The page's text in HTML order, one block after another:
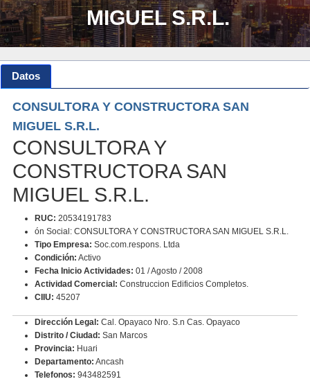
MIGUEL S.R.L.
Datos
CONSULTORA Y CONSTRUCTORA SAN
MIGUEL S.R.L.
CONSULTORA Y
CONSTRUCTORA SAN
MIGUEL S.R.L.
RUC: 20534191783
ón Social: CONSULTORA Y CONSTRUCTORA SAN MIGUEL S.R.L.
Tipo Empresa: Soc.com.respons. Ltda
Condición: Activo
Fecha Inicio Actividades: 01 / Agosto / 2008
Actividad Comercial: Construccion Edificios Completos.
CIIU: 45207
Dirección Legal: Cal. Opayaco Nro. S.n Cas. Opayaco
Distrito / Ciudad: San Marcos
Provincia: Huari
Departamento: Ancash
Telefonos: 943482591